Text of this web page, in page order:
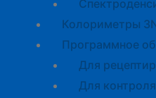
Колориметры
Программное
Для
Для